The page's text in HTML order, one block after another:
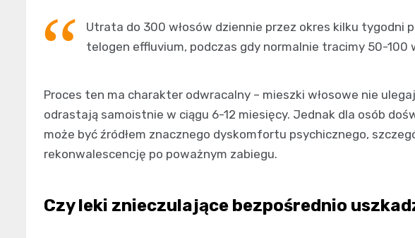
Utrata do 300 włosów dziennie przez okres kilku tygodni
telogen effluvium, podczas gdy normalnie tracimy 50-100
Proces ten ma charakter odwracalny – mieszki włosowe nie
odrastają samoistnie w ciągu 6-12 miesięcy. Jednak dla osób
może być źródłem znacznego dyskomfortu psychicznego,
rekonwalescencję po poważnym zabiegu.
Czy leki znieczulające bezpośrednio